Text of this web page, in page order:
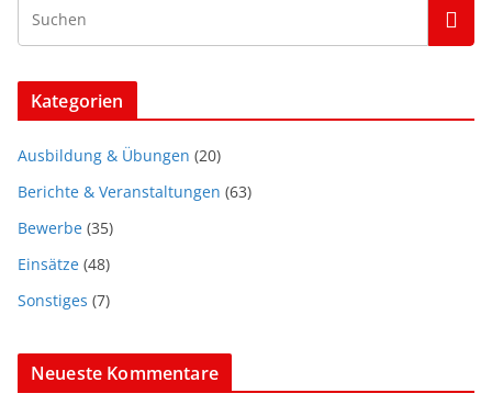
Kategorien
Ausbildung & Übungen (20)
Berichte & Veranstaltungen (63)
Bewerbe (35)
Einsätze (48)
Sonstiges (7)
Neueste Kommentare